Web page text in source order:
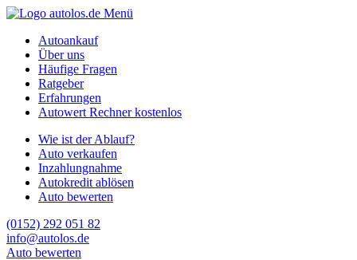
Menü
Autoankauf
Über uns
Häufige Fragen
Ratgeber
Erfahrungen
Autowert Rechner kostenlos
Wie ist der Ablauf?
Auto verkaufen
Inzahlungnahme
Autokredit ablösen
Auto bewerten
(0152) 292 051 82
info@autolos.de
Auto bewerten